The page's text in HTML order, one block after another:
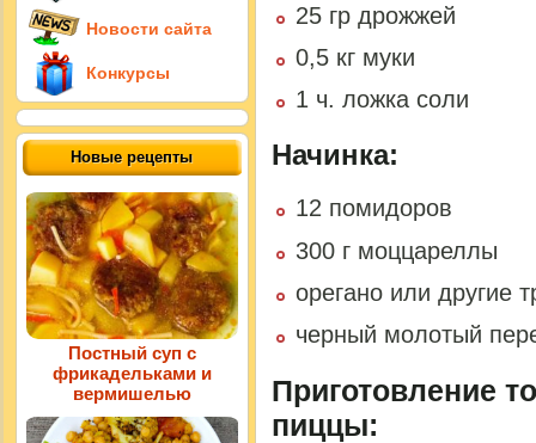
25 гр дрожжей
0,5 кг муки
1 ч. ложка соли
Начинка:
12 помидоров
300 г моццареллы
орегано или другие
черный молотый
Приготовление
пиццы:
Новости сайта
Конкурсы
Новые рецепты
Постный суп с
фрикадельками и
вермишелью